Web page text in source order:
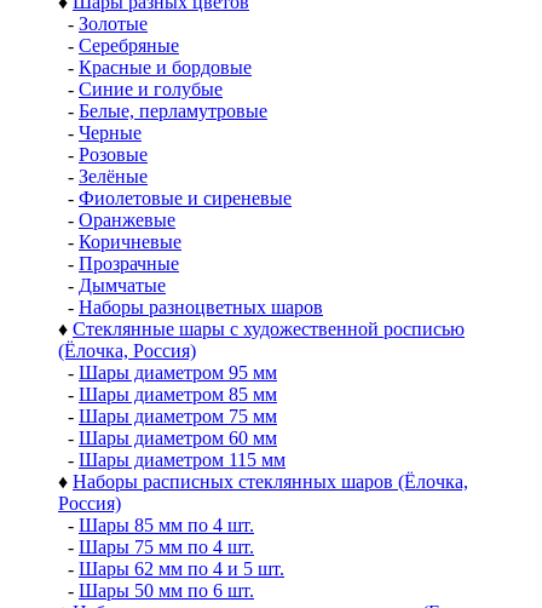
- Золотые
- Серебряные
- Красные и бордовые
- Синие и голубые
- Белые, перламутровые
- Черные
- Розовые
- Зелёные
- Фиолетовые и сиреневые
- Оранжевые
- Коричневые
- Прозрачные
- Дымчатые
- Наборы разноцветных шаров
♦ Стеклянные шары с художественной росписью
(Ёлочка, Россия)
- Шары диаметром 95 мм
- Шары диаметром 85 мм
- Шары диаметром 75 мм
- Шары диаметром 60 мм
- Шары диаметром 115 мм
♦ Наборы расписных стеклянных шаров (Ёлочка,
Россия)
- Шары 85 мм по 4 шт.
- Шары 75 мм по 4 шт.
- Шары 62 мм по 4 и 5 шт.
- Шары 50 мм по 6 шт.